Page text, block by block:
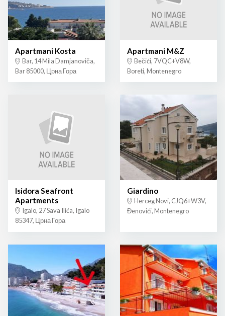
Apartmani Kosta
Bar, 14 Mila Damjanoviča,
Bar 85000, Црна Гора
Apartmani M&Z
Bečići, 7VQC+V8W,
Boreti, Montenegro
Isidora Seafront
Apartments
Igalo, 27 Sava Ilića, Igalo
85347, Црна Гора
Giardino
Herceg Novi, CJQ6+W3V,
Đenovići, Montenegro